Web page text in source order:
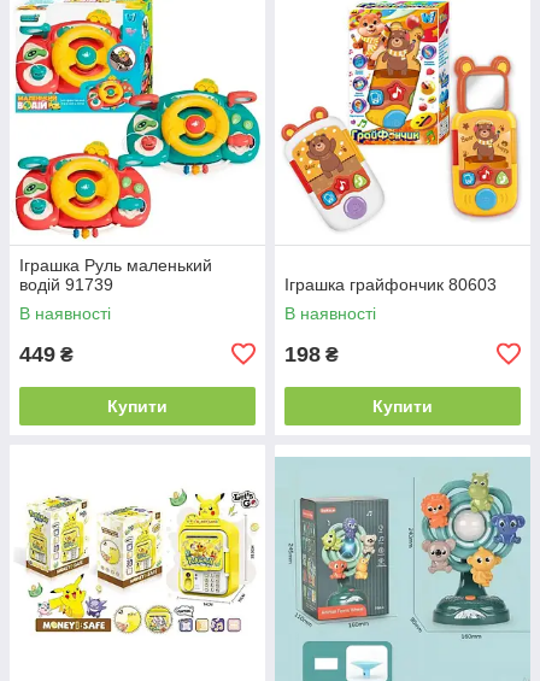
Іграшка Руль маленький
водій 91739
В наявності
449 ₴
Купити
Іграшка грайфончик 80603
В наявності
198 ₴
Купити